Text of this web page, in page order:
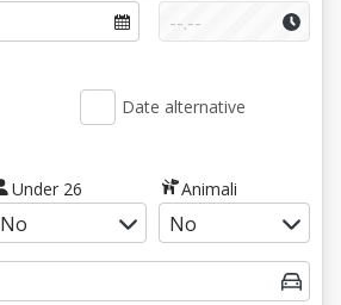
Date alternative
Under 26 Animali